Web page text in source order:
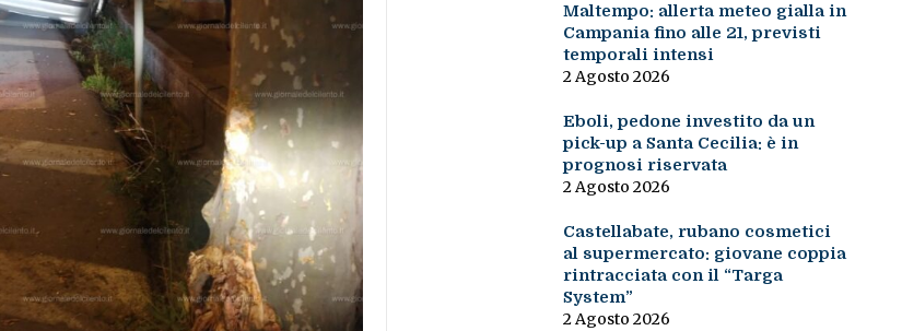
Maltempo: allerta meteo gialla in
Campania fino alle 21, previsti
temporali intensi
2 Agosto 2026
Eboli, pedone investito da un
pick-up a Santa Cecilia: è in
prognosi riservata
2 Agosto 2026
Castellabate, rubano cosmetici
al supermercato: giovane coppia
rintracciata con il “Targa
System”
2 Agosto 2026